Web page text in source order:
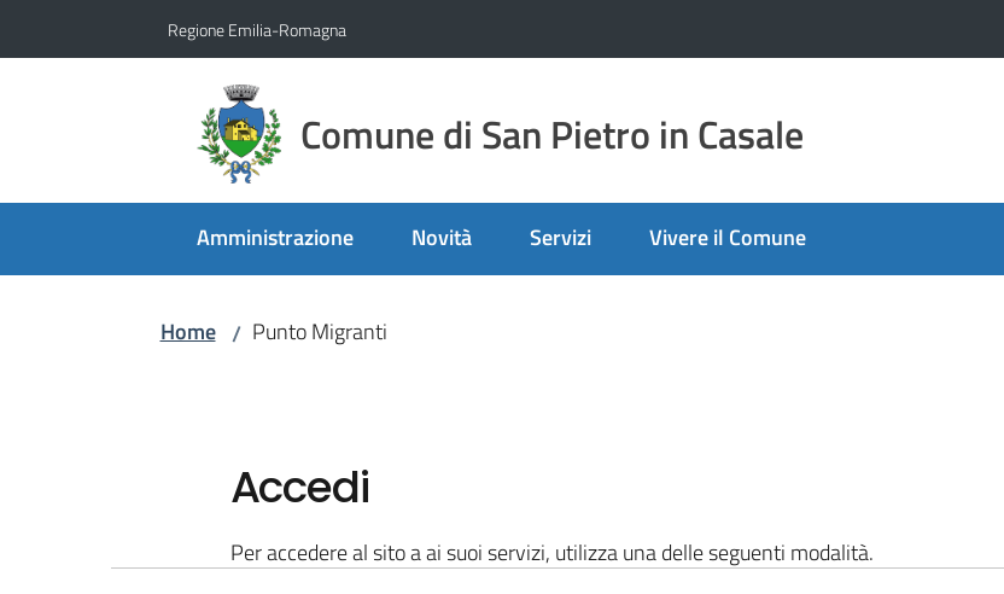
Regione Emilia-Romagna
Comune di San Pietro in Casale
Amministrazione Novità Servizi Vivere il Comune
Home / Punto Migranti
Accedi
Per accedere al sito a ai suoi servizi, utilizza una delle seguenti modalità.